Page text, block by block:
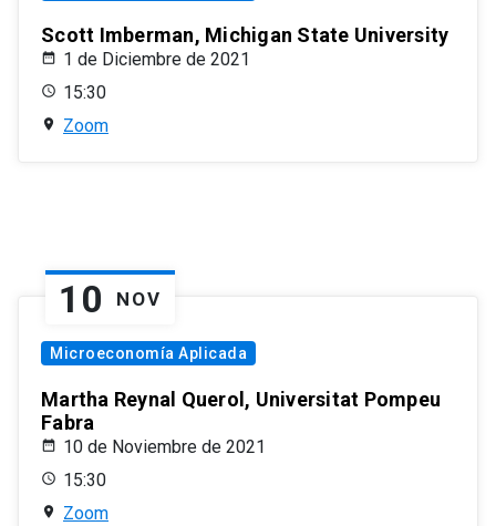
Scott Imberman, Michigan State University
1 de Diciembre de 2021
15:30
Zoom
10 NOV
Microeconomía Aplicada
Martha Reynal Querol, Universitat Pompeu
Fabra
10 de Noviembre de 2021
15:30
Zoom